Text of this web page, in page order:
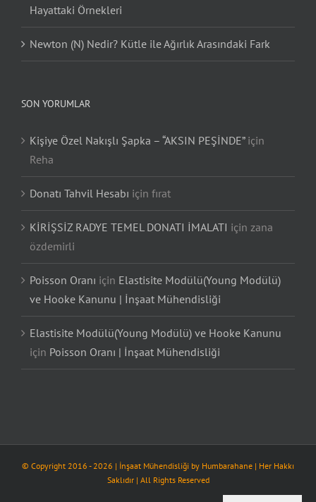
Hayattaki Örnekleri
Newton (N) Nedir? Kütle ile Ağırlık Arasındaki Fark
SON YORUMLAR
Kişiye Özel Nakışlı Şapka – “AKSIN PEŞİNDE”için
Reha
Donatı Tahvil Hesabı için fırat
KİRİŞSİZ RADYE TEMEL DONATI İMALATI için zana
özdemirli
Poisson Oranı için Elastisite Modülü(Young Modülü)
ve Hooke Kanunu | İnşaat Mühendisliği
Elastisite Modülü(Young Modülü) ve Hooke Kanunu
için Poisson Oranı | İnşaat Mühendisliği
© Copyright 2016 -2026 | İnşaat Mühendisliği by Humbarahane | Her Hakkı
Saklıdır | All Rights Reserved